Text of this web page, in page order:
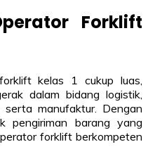
Forklift
kelas 1 cukup luas,
dalam bidang logistik,
serta manufaktur. Dengan
pengiriman barang yang
forklift berkompeten